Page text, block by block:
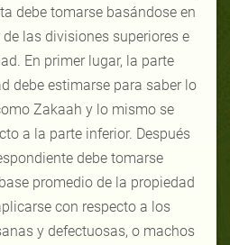
debe tomarse basándose en
las divisiones superiores e
En primer lugar, la parte
debe estimarse para saber lo
Zakaah y lo mismo se
a la parte inferior. Después
debe tomarse
promedio de la propiedad
con respecto a los
y defectuosas, o machos